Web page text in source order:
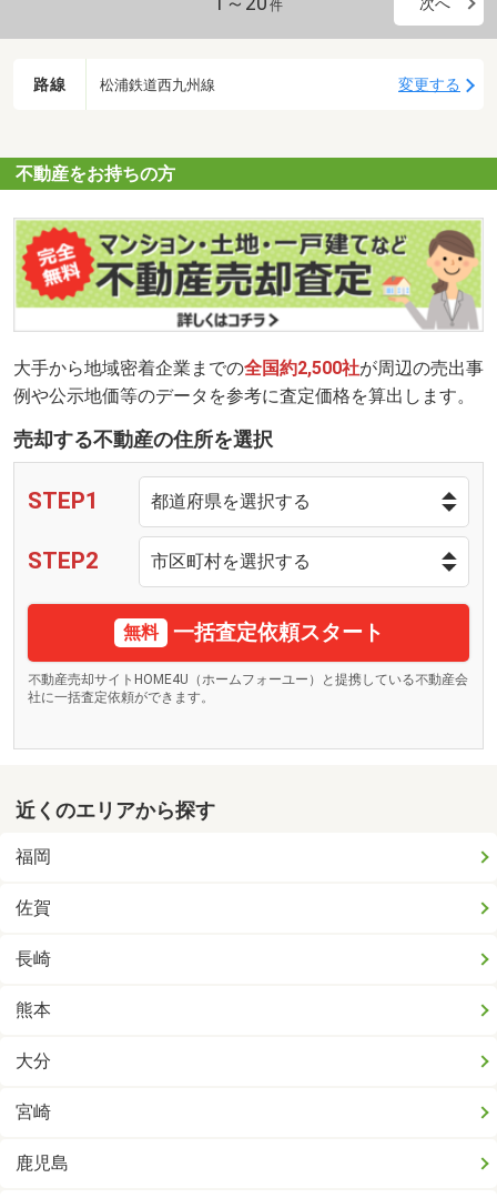
件 次へ
路線 松浦鉄道西九州線 変更する
不動産をお持ちの方
大手から地域密着企業までの全国約2,500社が周辺の売出事
例や公示地価等のデータを参考に査定価格を算出します。
売却する不動産の住所を選択
STEP1
STEP2
無料 一括査定依頼スタート
不動産売却サイトHOME4U（ホームフォーユー）と提携している不動産会
社に一括査定依頼ができます。
近くのエリアから探す
福岡
佐賀
長崎
熊本
大分
宮崎
鹿児島